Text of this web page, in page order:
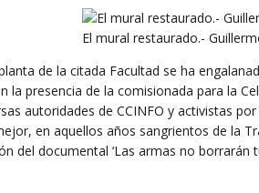
El mural restaurado.-
de la citada Facultad se ha
la presencia de la comisionada para la
autoridades de CCINFO y activistas
en aquellos años sangrientos de la
del documental ‘Las armas no borrarán